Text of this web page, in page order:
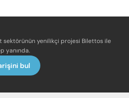
sektörünün yenilikçi projesi Bilettos ile
yanında.
bul